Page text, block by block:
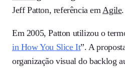
Jeff Patton, referência em Agile.
Em 2005, Patton utilizou o
in How You Slice It”. A
organização visual do backlog